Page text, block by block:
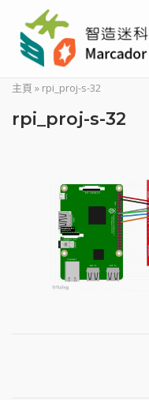
content
主頁 » rpi_proj-s-32
rpi_proj-s-32